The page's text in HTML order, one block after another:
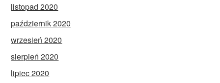
listopad 2020
październik 2020
wrzesień 2020
sierpień 2020
lipiec 2020